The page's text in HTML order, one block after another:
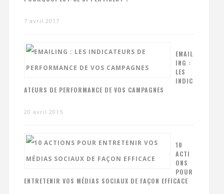
7 avril 2017
EMAIL
ING :
LES
INDIC
ATEURS DE PERFORMANCE DE VOS CAMPAGNES
20 avril 2015
10
ACTI
ONS
POUR
ENTRETENIR VOS MÉDIAS SOCIAUX DE FAÇON EFFICACE